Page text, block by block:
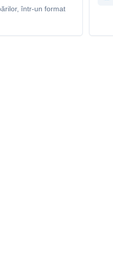
într-un format